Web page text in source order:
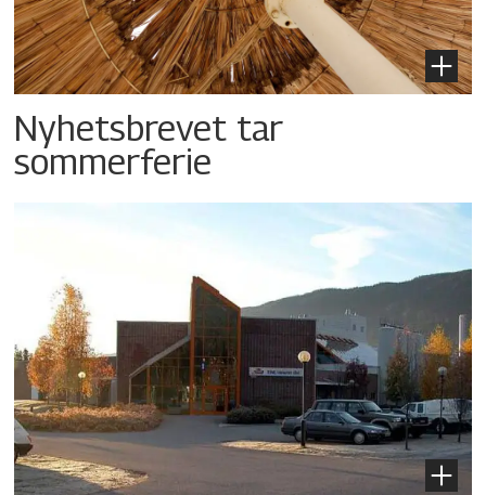
Nyhetsbrevet tar
sommerferie